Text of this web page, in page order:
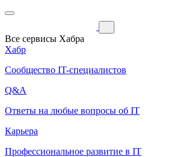
Все сервисы Хабра
Хабр
Сообщество IT-специалистов
Q&A
Ответы на любые вопросы об IT
Карьера
Профессиональное развитие в IT